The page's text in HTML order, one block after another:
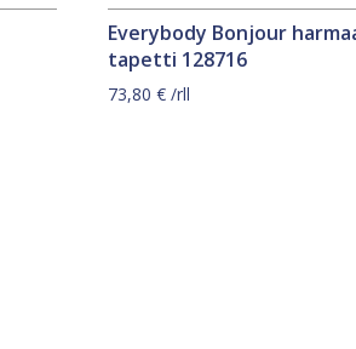
Everybody Bonjour
tapetti 128716
73,80 €/rll